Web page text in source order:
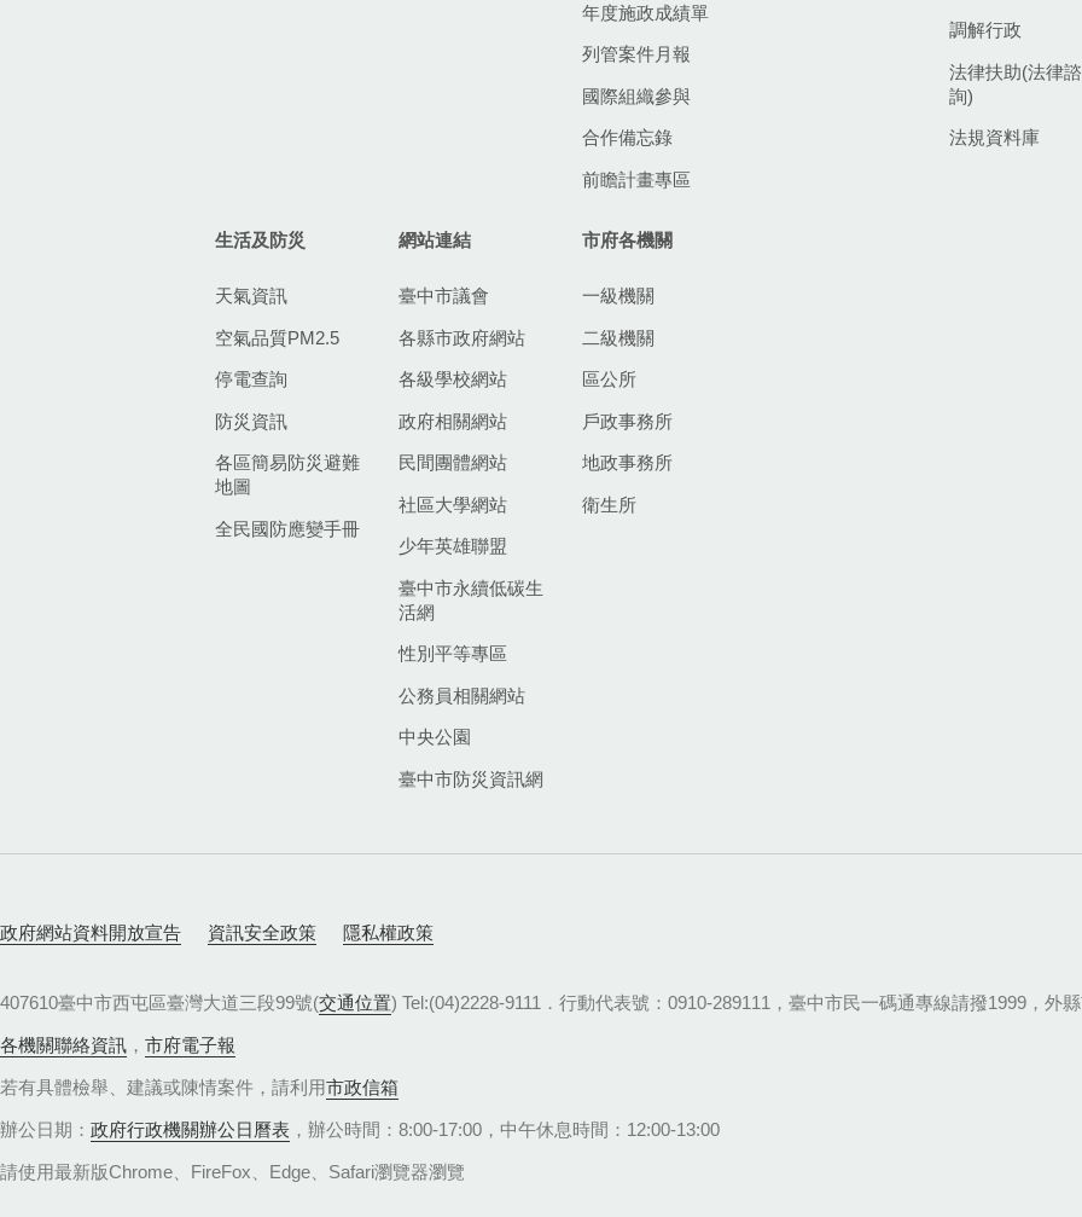
年度施政成績單
列管案件月報
國際組織參與
合作備忘錄
前瞻計畫專區
調解行政
法律扶助(法律諮
詢)
法規資料庫
生活及防災
天氣資訊
空氣品質PM2.5
停電查詢
防災資訊
各區簡易防災避難
地圖
全民國防應變手冊
網站連結
臺中市議會
各縣市政府網站
各級學校網站
政府相關網站
民間團體網站
社區大學網站
少年英雄聯盟
臺中市永續低碳生
活網
性別平等專區
公務員相關網站
中央公園
臺中市防災資訊網
市府各機關
一級機關
二級機關
區公所
戶政事務所
地政事務所
衛生所
政府網站資料開放宣告 資訊安全政策 隱私權政策
407610臺中市西屯區臺灣大道三段99號(交通位置) Tel:(04)2228-9111．行動代表號：0910-289111，臺中市民一碼通專線請撥1999，外
各機關聯絡資訊 ， 市府電子報
若有具體檢舉、建議或陳情案件，請利用市政信箱
辦公日期： 政府行政機關辦公日曆表 ，辦公時間：8:00-17:00，中午休息時間：12:00-13:00
請使用最新版Chrome、FireFox、Edge、Safari瀏覽器瀏覽